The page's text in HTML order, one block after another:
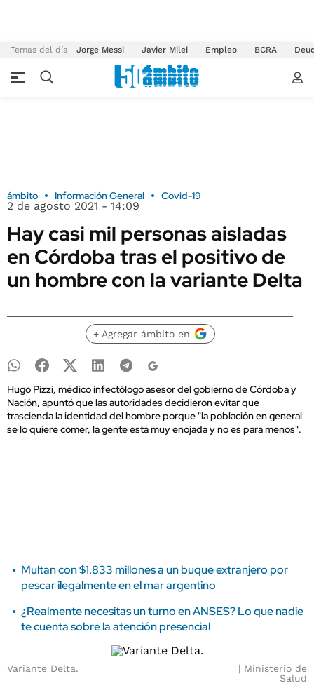
Temas del día Jorge Messi Javier Milei Empleo BCRA
ámbito Información General Covid-19
2 de agosto 2021 - 14:09
Hay casi mil personas aisladas
en Córdoba tras el positivo de
un hombre con la variante Delta
+ Agregar ámbito en
Hugo Pizzi, médico infectólogo asesor del gobierno de Córdoba y
Nación, apuntó que las autoridades decidieron evitar que
trascienda la identidad del hombre porque "la población en general
se lo quiere comer, la gente está muy enojada y no es para menos".
Multan con $1.833 millones a un buque extranjero por
pescar ilegalmente en el mar argentino
¿Realmente necesitas un turno en ANSES? Lo que nadie
te cuenta sobre la atención presencial
Variante Delta.
Ministerio de
Salud